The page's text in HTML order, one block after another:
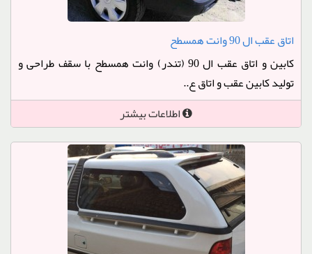
اتاق عقب ال 90 وانت همسطح
کابین و اتاق عقب ال 90 (تندر) وانت همسطح با سقف طراحی و
تولید کابین عقب و اتاق ع..
اطلاعات بیشتر